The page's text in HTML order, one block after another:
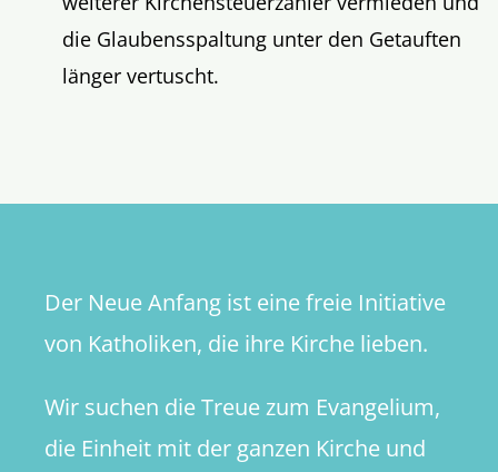
die Glaubensspaltung unter den Getauften
länger vertuscht.
Der Neue Anfang ist eine freie Initiative
von Katholiken, die ihre Kirche lieben.
Wir suchen die Treue zum Evangelium,
die Einheit mit der ganzen Kirche und